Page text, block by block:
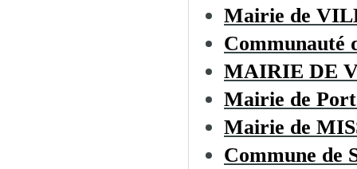
Mairie de
Communauté
MAIRIE DE
Mairie de
Mairie de
Commune de